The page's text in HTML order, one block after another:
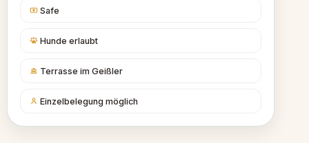
Safe
Hunde erlaubt
Terrasse im Geißler
Einzelbelegung möglich